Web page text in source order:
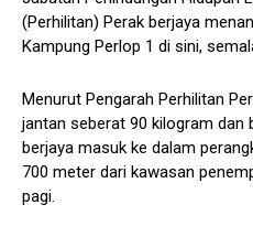
(Perhilitan) Perak berjaya
Kampung Perlop 1 di sini,
Menurut Pengarah Perhilitan
jantan seberat 90 kilogram dan
berjaya masuk ke dalam
700 meter dari kawasan
pagi.